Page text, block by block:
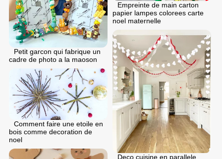
Petit garcon qui fabrique un
cadre de photo a la maoson
Empreinte de main carton
papier lampes colorees carte
noel maternelle
Deco cuisine en parallele
Comment faire une etoile en
bois comme decoration de
noel